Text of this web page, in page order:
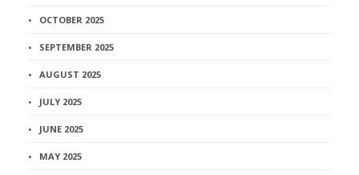
OCTOBER 2025
SEPTEMBER 2025
AUGUST 2025
JULY 2025
JUNE 2025
MAY 2025